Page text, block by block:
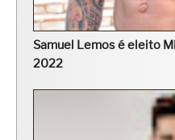
Samuel Lemos é eleito
2022